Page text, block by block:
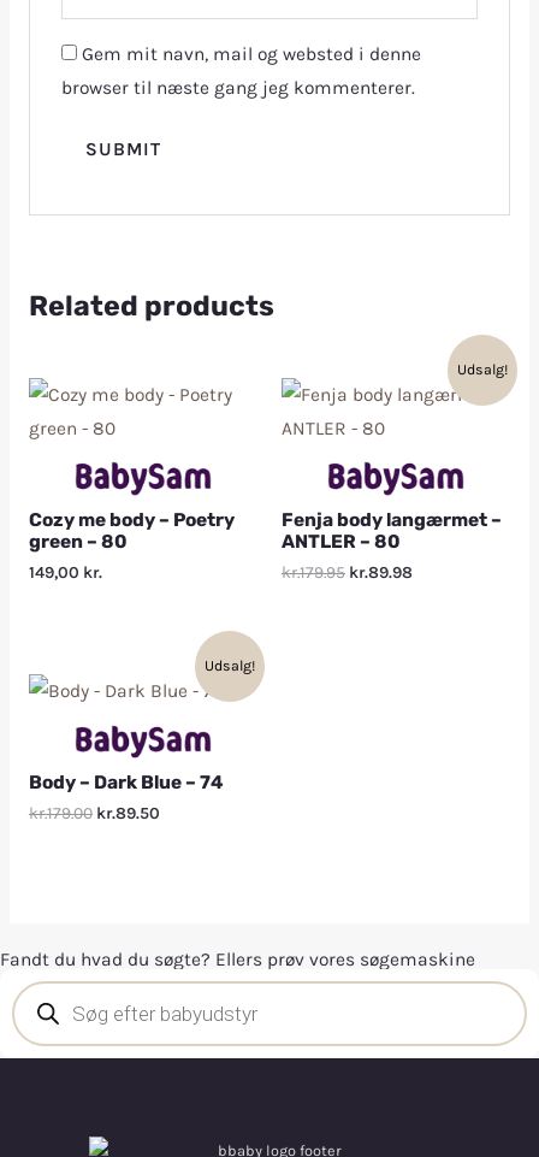
Gem mit navn, mail og websted i denne
browser til næste gang jeg kommenterer.
Related products
Cozy me body – Poetry
green – 80
149,00 kr.
Udsalg!
Fenja body langærmet –
ANTLER – 80
kr.179.95 kr.89.98
Udsalg!
Body – Dark Blue – 74
kr.179.00 kr.89.50
Fandt du hvad du søgte? Ellers prøv vores søgemaskine